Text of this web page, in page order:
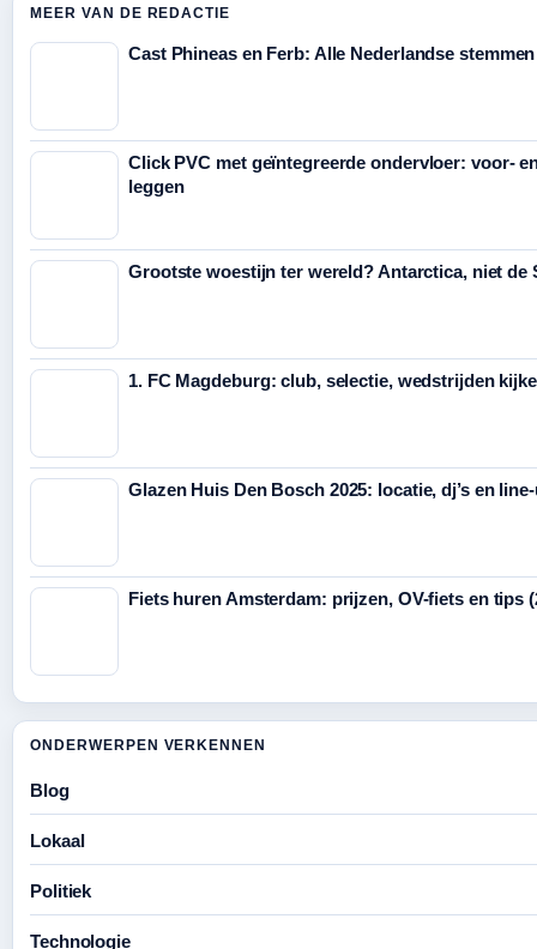
MEER VAN DE REDACTIE
Cast Phineas en Ferb: Alle Nederlandse stemmen
Click PVC met geïntegreerde ondervloer: voor-
leggen
Grootste woestijn ter wereld? Antarctica, niet de
1. FC Magdeburg: club, selectie, wedstrijden
Glazen Huis Den Bosch 2025: locatie, dj’s en
Fiets huren Amsterdam: prijzen, OV-fiets en tips
ONDERWERPEN VERKENNEN
Blog
Lokaal
Politiek
Technologie